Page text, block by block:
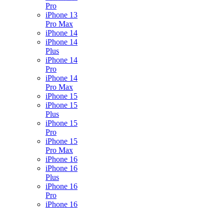
Pro
iPhone 13
Pro Max
iPhone 14
iPhone 14
Plus
iPhone 14
Pro
iPhone 14
Pro Max
iPhone 15
iPhone 15
Plus
iPhone 15
Pro
iPhone 15
Pro Max
iPhone 16
iPhone 16
Plus
iPhone 16
Pro
iPhone 16